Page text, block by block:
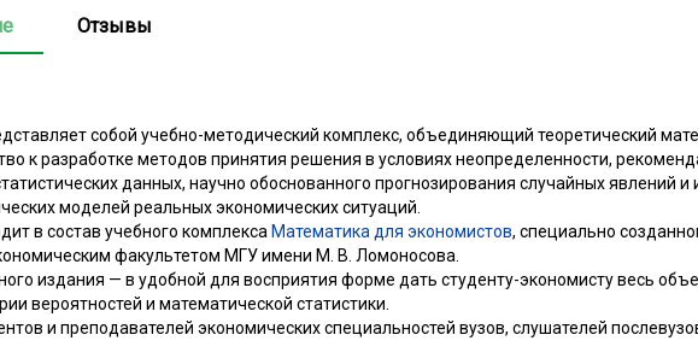
Отзывы
собой учебно-методический комплекс, объединяющий теоретический
к разработке методов принятия решения в условиях неопределенности,
данных, научно обоснованного прогнозирования случайных явлений и
моделей реальных экономических ситуаций.
в состав учебного комплекса Математика для экономистов, специально
факультетом МГУ имени М. В. Ломоносова.
издания — в удобной для восприятия форме дать студенту-экономисту весь
вероятностей и математической статистики.
и преподавателей экономических специальностей вузов, слушателей